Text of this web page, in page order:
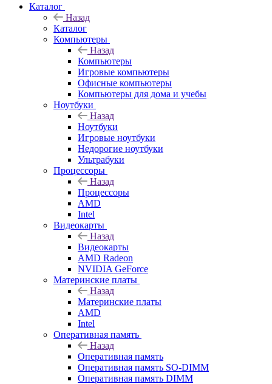
Каталог
Назад
Каталог
Компьютеры
Назад
Компьютеры
Игровые компьютеры
Офисные компьютеры
Компьютеры для дома и учебы
Ноутбуки
Назад
Ноутбуки
Игровые ноутбуки
Недорогие ноутбуки
Ультрабуки
Процессоры
Назад
Процессоры
AMD
Intel
Видеокарты
Назад
Видеокарты
AMD Radeon
NVIDIA GeForce
Материнские платы
Назад
Материнские платы
AMD
Intel
Оперативная память
Назад
Оперативная память
Оперативная память SO-DIMM
Оперативная память DIMM